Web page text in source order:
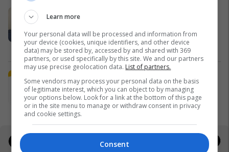
Nga UBT në skenën botërore të
Jugut
UBT
Plan B Creative rrit ndikimin e
biznesit tuaj online
Plan B
Jobs
Learn more
Your personal data will be processed and information from
your device (cookies, unique identifiers, and other device
data) may be stored by, accessed by and shared with 369
partners, or used specifically by this site. We and our partners
may use precise geolocation data. List of partners.
Some vendors may process your personal data on the basis
of legitimate interest, which you can object to by managing
your options below. Look for a link at the bottom of this page
or in the site menu to manage or withdraw consent in privacy
and cookie settings.
Consent